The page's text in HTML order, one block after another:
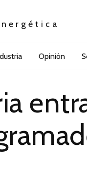
Opinión